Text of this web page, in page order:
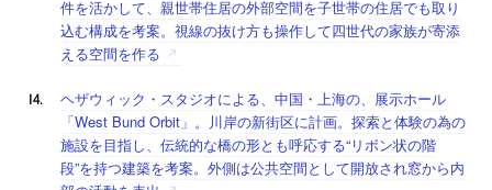
件を活かして、親世帯住居の外部空間を子世帯の住居でも取り
込む構成を考案。視線の抜け方も操作して四世代の家族が寄添
える空間を作る
ヘザウィック・スタジオによる、中国・上海の、展示ホール
「West Bund Orbit」。川岸の新街区に計画。探索と体験の為の
施設を目指し、伝統的な橋の形とも呼応する“リボン状の階
段”を持つ建築を考案。外側は公共空間として開放され窓から内